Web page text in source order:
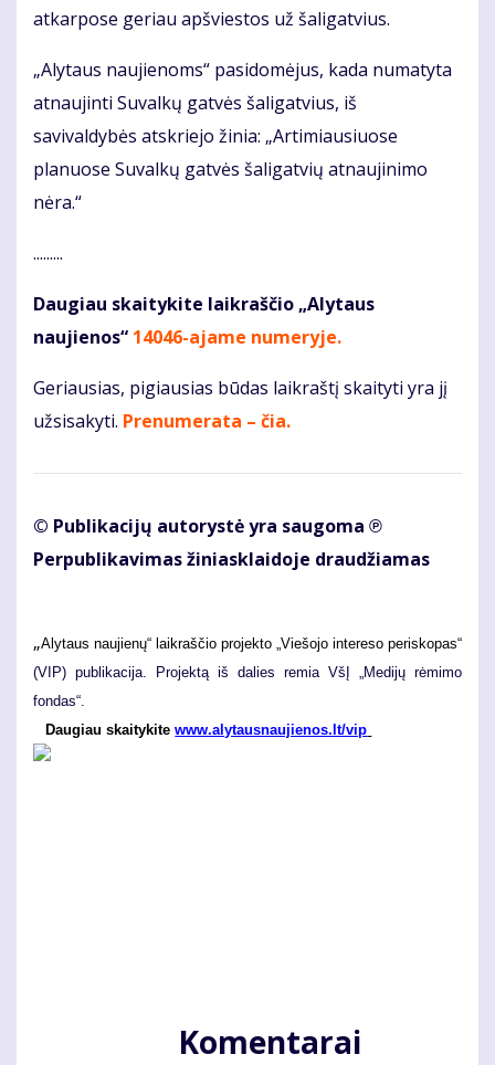
atkarpose geriau apšviestos už šaligatvius.
„Alytaus naujienoms“ pasidomėjus, kada numatyta
atnaujinti Suvalkų gatvės šaligatvius, iš
savivaldybės atskriejo žinia: „Artimiausiuose
planuose Suvalkų gatvės šaligatvių atnaujinimo
nėra.“
.........
Daugiau skaitykite laikraščio „Alytaus
naujienos“ 14046-ajame numeryje.
Geriausias, pigiausias būdas laikraštį skaityti yra jį
užsisakyti. Prenumerata – čia.
© Publikacijų autorystė yra saugoma ℗
Perpublikavimas žiniasklaidoje draudžiamas
„Alytaus naujienų“ laikraščio projekto „Viešojo intereso periskopas“
(VIP) publikacija. Projektą iš dalies remia VšĮ „Medijų rėmimo
fondas“.
Daugiau skaitykitewww.alytausnaujienos.lt/vip
Komentarai